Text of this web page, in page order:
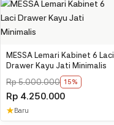
MESSA Lemari Kabinet 6 Laci
Drawer Kayu Jati Minimalis
Rp5.000.000 15%
Rp 4.250.000
★Baru